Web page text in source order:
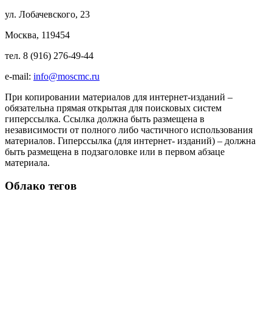
ул. Лобачевского, 23
Москва, 119454
тел. 8 (916) 276-49-44
e-mail: info@moscmc.ru
При копировании материалов для интернет-изданий –
обязательна прямая открытая для поисковых систем
гиперссылка. Ссылка должна быть размещена в
независимости от полного либо частичного использования
материалов. Гиперссылка (для интернет- изданий) – должна
быть размещена в подзаголовке или в первом абзаце
материала.
Облако тегов